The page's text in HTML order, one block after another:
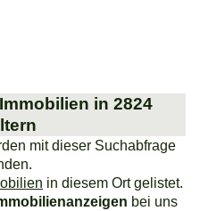
in 2824
mit dieser Suchabfrage
in diesem Ort gelistet.
bei uns